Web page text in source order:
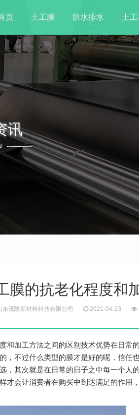
页 土工膜 防水排水 土
讯
膜的抗老化程度和
茂隆新材料科技有限公司 2021-04-23
和加工方法之间的区别技术优势在日常
，不过什么类型的膜才是好的呢，信任
，其次就是在日常的日子之中每一个人
才会让消费者在购买中到达满足的作用